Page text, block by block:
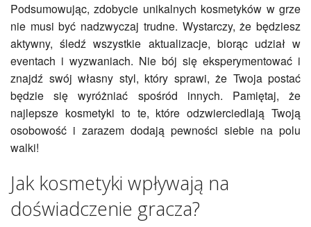
Podsumowując, zdobycie unikalnych kosmetyków w grze
nie musi być nadzwyczaj trudne. Wystarczy, że będziesz
aktywny, śledź wszystkie aktualizacje, biorąc udział w
eventach i wyzwaniach. Nie bój się eksperymentować i
znajdź swój własny styl, który sprawi, że Twoja postać
będzie się wyróżniać spośród innych. Pamiętaj, że
najlepsze kosmetyki to te, które odzwierciedlają Twoją
osobowość i zarazem dodają pewności siebie na polu
walki!
Jak kosmetyki wpływają na
doświadczenie gracza?